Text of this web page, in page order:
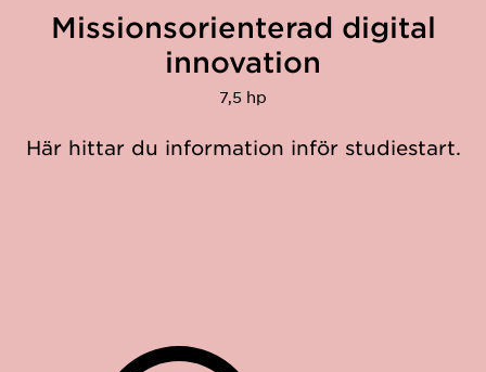
Missionsorienterad digital
innovation
7,5 hp
Här hittar du information inför studiestart.